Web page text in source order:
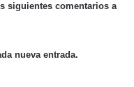
siguientes comentarios a
nueva entrada.